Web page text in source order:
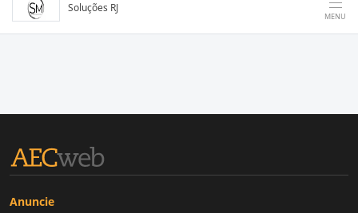
Soluções RJ
MENU
Anuncie